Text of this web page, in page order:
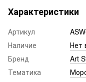
Характеристики
Артикул
Наличие
Нет
Бренд
Art
Тематика